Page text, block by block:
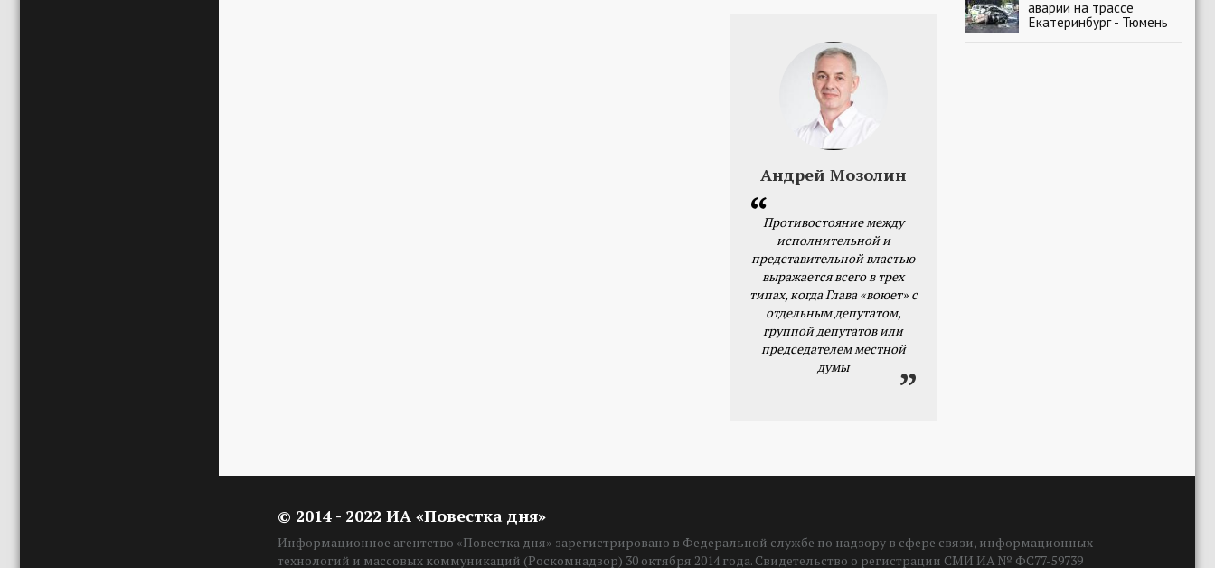
Андрей Мозолин
Противостояние между
исполнительной и
представительной властью
выражается всего в трех
типах, когда Глава «воюет» с
отдельным депутатом,
группой депутатов или
председателем местной
думы
аварии на трассе
Екатеринбург - Тюмень
© 2014 - 2022 ИА «Повестка дня»
Информационное агентство «Повестка дня» зарегистрировано в Федеральной службе по надзору в сфере связи, информационных
технологий и массовых коммуникаций (Роскомнадзор) 30 октября 2014 года. Свидетельство о регистрации СМИ ИА № ФС77-59739